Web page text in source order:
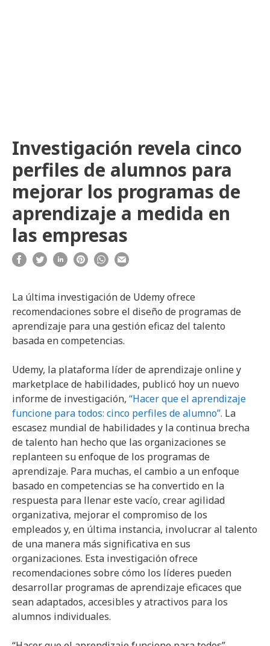
Investigación revela cinco
perfiles de alumnos para
mejorar los programas de
aprendizaje a medida en
las empresas
La última investigación de Udemy ofrece
recomendaciones sobre el diseño de programas de
aprendizaje para una gestión eficaz del talento
basada en competencias.
Udemy, la plataforma líder de aprendizaje online y
marketplace de habilidades, publicó hoy un nuevo
informe de investigación, “Hacer que el aprendizaje
funcione para todos: cinco perfiles de alumno”. La
escasez mundial de habilidades y la continua brecha
de talento han hecho que las organizaciones se
replanteen su enfoque de los programas de
aprendizaje. Para muchas, el cambio a un enfoque
basado en competencias se ha convertido en la
respuesta para llenar este vacío, crear agilidad
organizativa, mejorar el compromiso de los
empleados y, en última instancia, involucrar al talento
de una manera más significativa en sus
organizaciones. Esta investigación ofrece
recomendaciones sobre cómo los líderes pueden
desarrollar programas de aprendizaje eficaces que
sean adaptados, accesibles y atractivos para los
alumnos individuales.